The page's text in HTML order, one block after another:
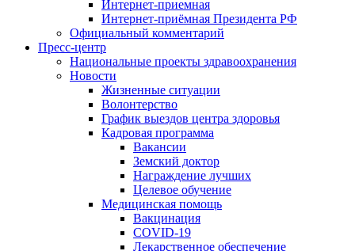
Интернет-приемная
Интернет-приёмная Президента РФ
Официальный комментарий
Пресс-центр
Национальные проекты здравоохранения
Новости
Жизненные ситуации
Волонтерство
График выездов центра здоровья
Кадровая программа
Вакансии
Земский доктор
Награждение лучших
Целевое обучение
Медицинская помощь
Вакцинация
COVID-19
Лекарственное обеспечение